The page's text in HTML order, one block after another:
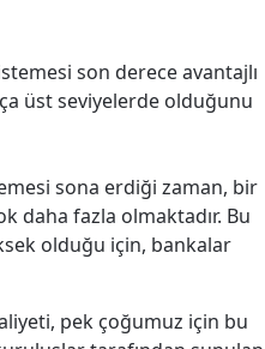
son derece avantajlı
üst seviyelerde olduğunu
sona erdiği zaman, bir
daha fazla olmaktadır. Bu
olduğu için, bankalar
pek çoğumuz için bu